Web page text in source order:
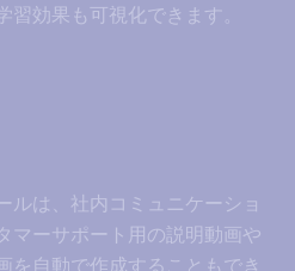
効果も可視化できます。
ルは、社内コミュニケーショ
マーサポート用の説明動画や
を自動で作成することもでき